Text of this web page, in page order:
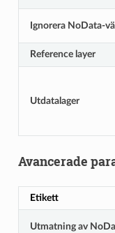
Ignorera NoData-
Reference layer
Utdatalager
Avancerade
Etikett
Utmatning av